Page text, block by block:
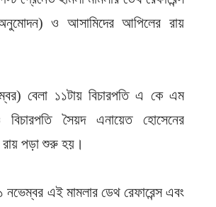
ও আসামিদের আপিলের রায়
বেলা ১১টায় বিচারপতি এ কে এম
বিচারপতি সৈয়দ এনায়েত হোসেনের
রায় পড়া শুরু হয়।
এই মামলার ডেথ রেফারেন্স এবং